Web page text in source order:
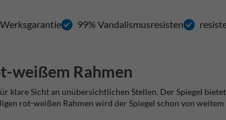
99% Vandalismusresisten
weißem Rahmen
klare Sicht an unübersichtlichen Stellen. Der Spiegel
rot-weißen Rahmen wird der Spiegel schon von